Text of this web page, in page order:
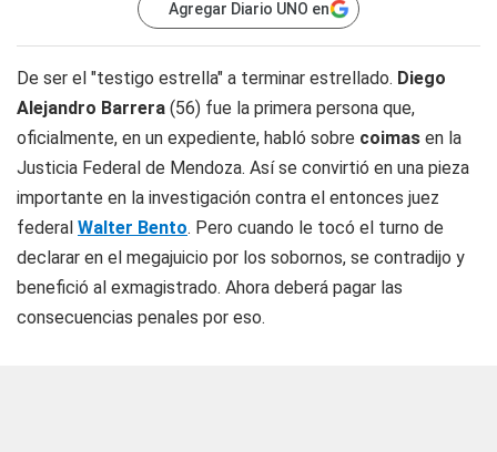
Agregar Diario UNO en
De ser el "testigo estrella" a terminar estrellado. Diego
Alejandro Barrera (56) fue la primera persona que,
oficialmente, en un expediente, habló sobre coimas en la
Justicia Federal de Mendoza. Así se convirtió en una pieza
importante en la investigación contra el entonces juez
federal Walter Bento. Pero cuando le tocó el turno de
declarar en el megajuicio por los sobornos, se contradijo y
benefició al exmagistrado. Ahora deberá pagar las
consecuencias penales por eso.